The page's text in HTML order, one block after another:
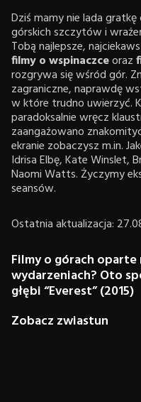
Dziś mamy nie lada
górskich szczytów i
Tobą najlepsze,
filmy o wspinaczceoraz
rozgrywa się wśród gór.
zagraniczne, naprawdę
w które trudno uwierzyć.
paradoksalnie wręcz
zaangażowano
ekranie zobaczysz m.in.
Idrisa Elbę, Kate Winslet,
Naomi Watts. Życzymy
seansów.
Ostatnia aktualizacja:
Filmy o górach
wydarzeniach? Oto
głębi “Everest” (2015)
Zobacz zwiastun